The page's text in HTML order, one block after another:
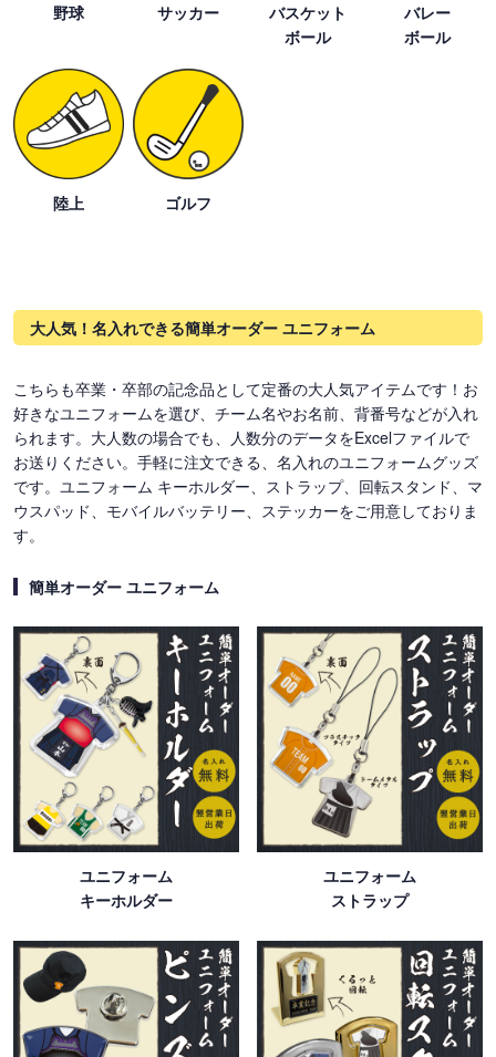
野球 サッカー
バスケット
ボール
バレー
ボール
陸上 ゴルフ
大人気！名入れできる簡単オーダー ユニフォーム
こちらも卒業・卒部の記念品として定番の大人気アイテムです！お
好きなユニフォームを選び、チーム名やお名前、背番号などが入れ
られます。大人数の場合でも、人数分のデータをExcelファイルで
お送りください。手軽に注文できる、名入れのユニフォームグッズ
です。ユニフォーム キーホルダー、ストラップ、回転スタンド、マ
ウスパッド、モバイルバッテリー、ステッカーをご用意しておりま
す。
簡単オーダー ユニフォーム
ユニフォーム
キーホルダー
ユニフォーム
ストラップ